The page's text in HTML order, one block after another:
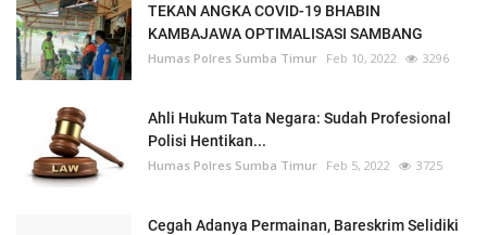
TEKAN ANGKA COVID-19 BHABIN
KAMBAJAWA OPTIMALISASI SAMBANG
Humas Polres Sumba Timur Feb 10, 2022 3296
Ahli Hukum Tata Negara: Sudah Profesional
Polisi Hentikan...
Humas Polres Sumba Timur Feb 5, 2022 3725
Cegah Adanya Permainan, Bareskrim Selidiki